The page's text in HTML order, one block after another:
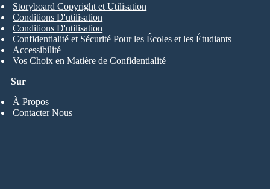
Sur
À Propos
Contacter Nous
Storyboard Copyright et Utilisation
Conditions D'utilisation
Conditions D'utilisation
Confidentialité et Sécurité Pour les Écoles et les Étudiants
Accessibilité
Vos Choix en Matière de Confidentialité